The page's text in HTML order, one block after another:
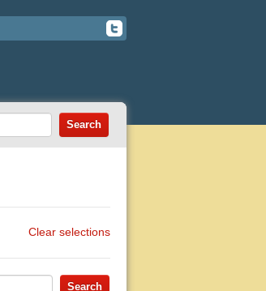
Clear selections